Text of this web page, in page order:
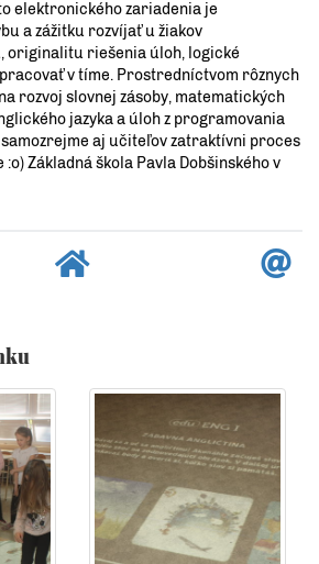
elektronického zariadenia je
a zážitku rozvíjať u žiakov
originalitu riešenia úloh, logické
v tíme. Prostredníctvom rôznych
rozvoj slovnej zásoby, matematických
jazyka a úloh z programovania
aj učiteľov zatraktívni proces
Základná škola Pavla Dobšinského v